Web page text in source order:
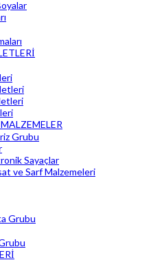
Grubu
Sayaçlar
ve Sarf Malzemeleri
Grubu